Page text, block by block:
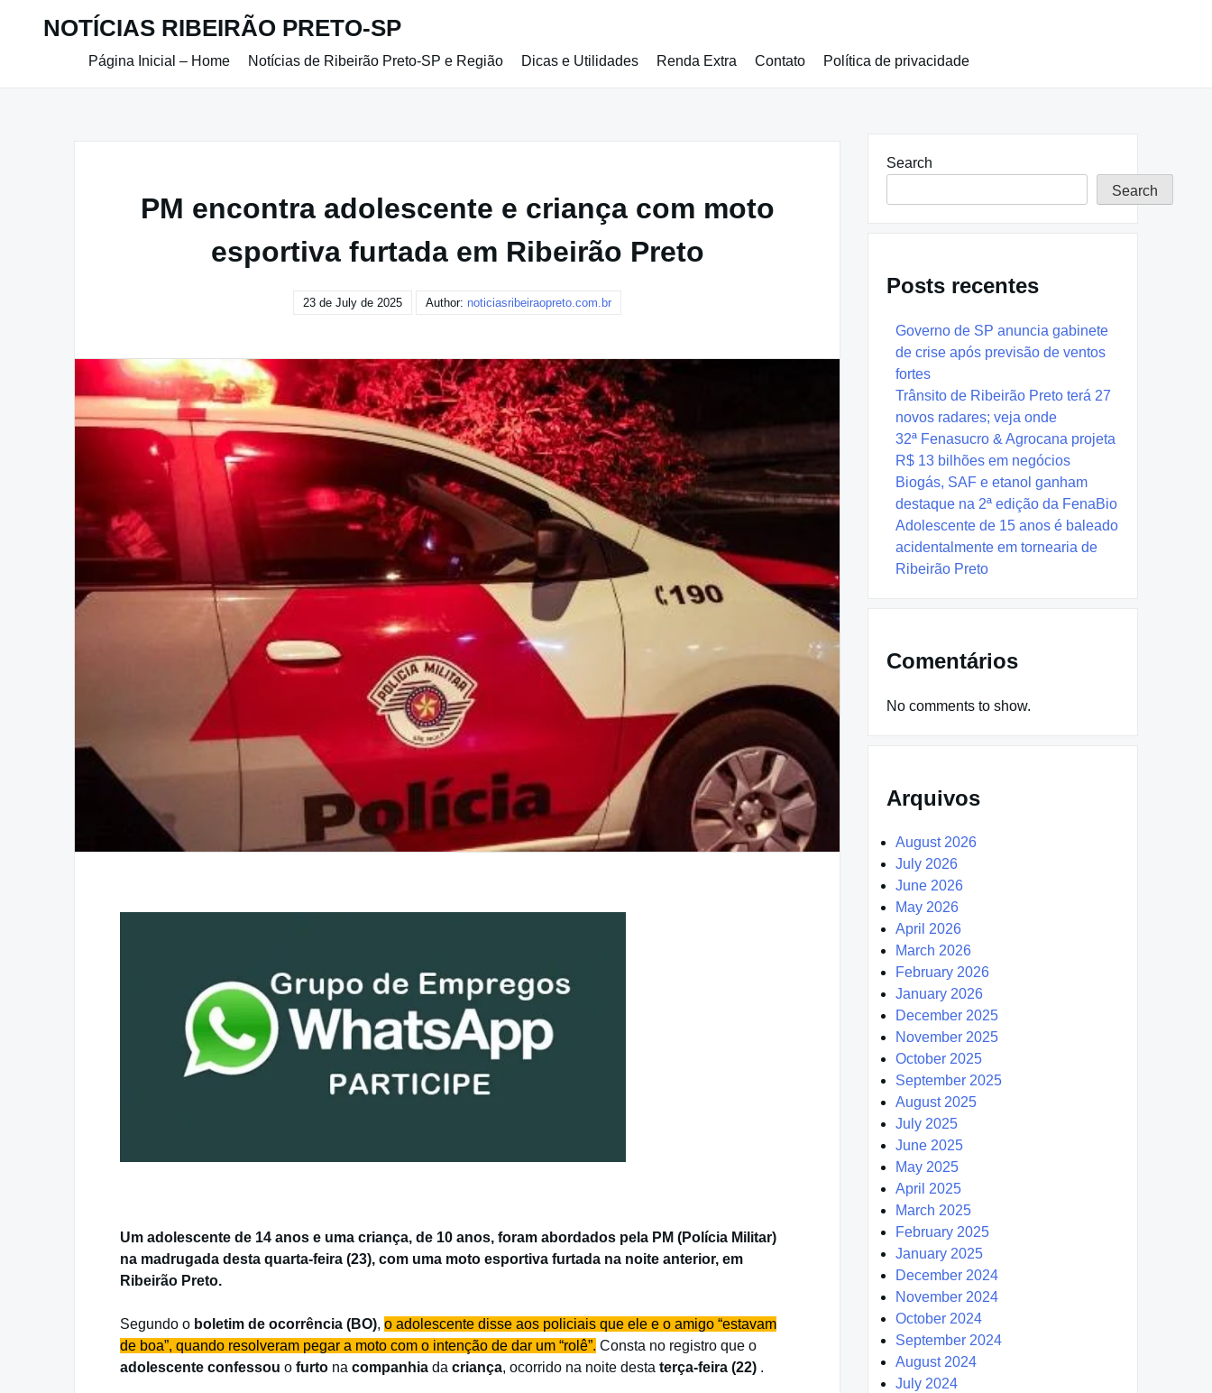
NOTÍCIAS RIBEIRÃO PRETO-SP
Página Inicial – Home Notícias de Ribeirão Preto-SP e Região Dicas e Utilidades Renda Extra Contato Política de privacidade
PM encontra adolescente e criança com moto
esportiva furtada em Ribeirão Preto
23 de July de 2025 Author: noticiasribeiraopreto.com.br
Um adolescente de 14 anos e uma criança, de 10 anos, foram abordados pela PM (Polícia Militar)
na madrugada desta quarta-feira (23), com uma moto esportiva furtada na noite anterior, em
Ribeirão Preto.
Segundo o boletim de ocorrência (BO), o adolescente disse aos policiais que ele e o amigo “estavam
de boa”, quando resolveram pegar a moto com o intenção de dar um “rolê”. Consta no registro que o
adolescente confessou o furto na companhia da criança, ocorrido na noite desta terça-feira (22) .
Search
Search
Posts recentes
Governo de SP anuncia gabinete
de crise após previsão de ventos
fortes
Trânsito de Ribeirão Preto terá 27
novos radares; veja onde
32ª Fenasucro & Agrocana projeta
R$ 13 bilhões em negócios
Biogás, SAF e etanol ganham
destaque na 2ª edição da FenaBio
Adolescente de 15 anos é baleado
acidentalmente em tornearia de
Ribeirão Preto
Comentários
No comments to show.
Arquivos
August 2026
July 2026
June 2026
May 2026
April 2026
March 2026
February 2026
January 2026
December 2025
November 2025
October 2025
September 2025
August 2025
July 2025
June 2025
May 2025
April 2025
March 2025
February 2025
January 2025
December 2024
November 2024
October 2024
September 2024
August 2024
July 2024